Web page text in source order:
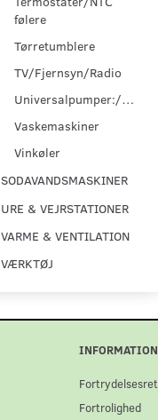
følere
Tørretumblere
TV/Fjernsyn/Radio
Universalpumper:/pumpesæt
Vaskemaskiner
Vinkøler
SODAVANDSMASKINER
URE & VEJRSTATIONER
VARME & VENTILATION
VÆRKTØJ
INFORMATION
Fortrydelsesret
Fortrolighed